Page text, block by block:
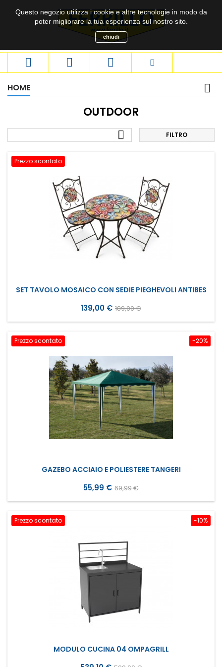
  
HOME
OUTDOOR
 FILTRO
Prezzo scontato
SET TAVOLO MOSAICO CON SEDIE PIEGHEVOLI ANTIBES
Prezzo
139,00 € Prezzo
base
189,00 €
-20%
Prezzo scontato
GAZEBO ACCIAIO E POLIESTERE TANGERI
Prezzo
55,99 € Prezzo
base
69,99 €
-10%
Prezzo scontato
MODULO CUCINA 04 OMPAGRILL
Questo negozio utilizza i cookie e altre tecnologie in modo da
poter migliorare la tua esperienza sul nostro sito.
chiudi